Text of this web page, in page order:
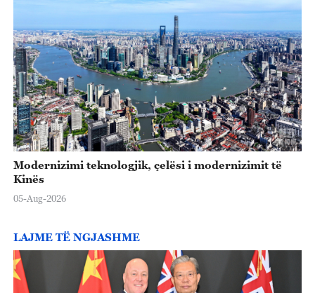
Modernizimi teknologjik, çelësi i modernizimit të
Kinës
05-Aug-2026
LAJME TË NGJASHME